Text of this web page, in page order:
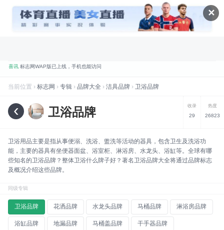
✕
品牌 标志网，世界知名品牌标志大全
折腾标志网全新改版 提升体验和视觉优化
规划标志网新增品牌大全栏目
数据标志网已汇聚超过 9,000+ 品牌标志
品牌 找品牌、找标志就到标志网
当前位置 › 标志网 › 专辑 › 品牌大全 › 洁具品牌 › 卫浴品牌
‹ 卫浴品牌 收录
29
热度
26823
卫浴用品主要是指从事便溺、洗浴、盥洗等活动的器具，包含卫生及洗浴功
能，主要的器具有坐便器面盆、浴室柜、淋浴房、水龙头、浴缸等。全球有哪
些知名的卫浴品牌？整体卫浴什么牌子好？著名卫浴品牌大全将通过品牌标志
及概况介绍这些品牌。
同级专辑
卫浴品牌 花洒品牌 水龙头品牌 马桶品牌 淋浴房品牌
浴缸品牌 地漏品牌 马桶盖品牌 干手器品牌